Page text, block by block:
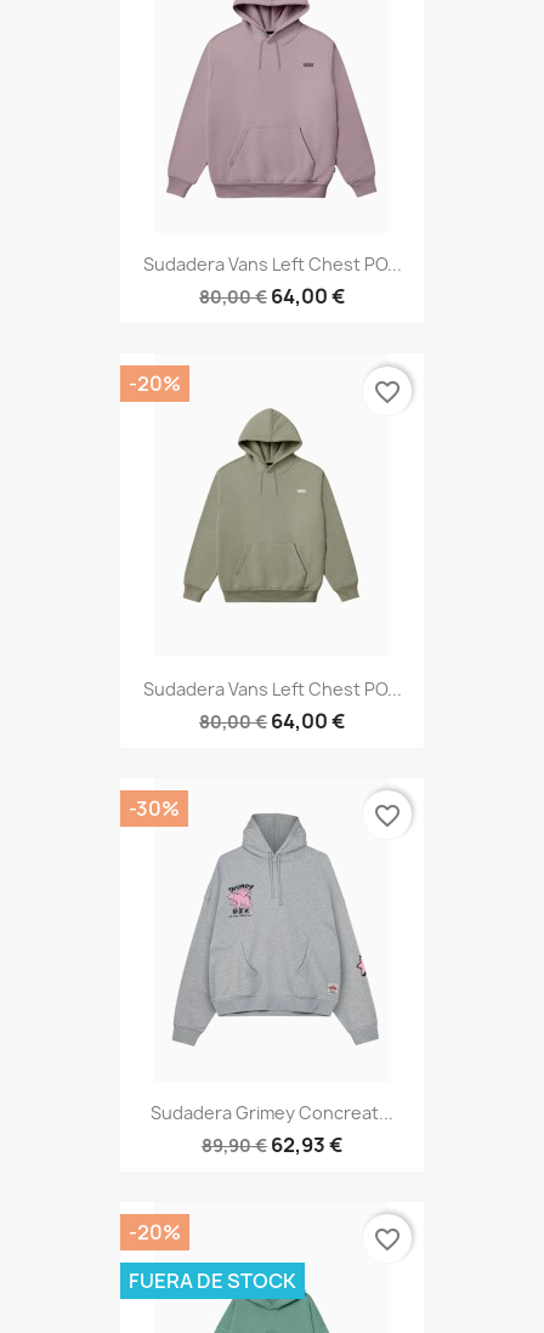
Sudadera Vans Left Chest PO...
80,00 € 64,00 €
Sudadera Vans Left Chest PO...
80,00 € 64,00 €
-20% favorite_border
Sudadera Grimey Concreat...
89,90 € 62,93 €
-30% favorite_border
-20%
FUERA DE STOCK
favorite_border